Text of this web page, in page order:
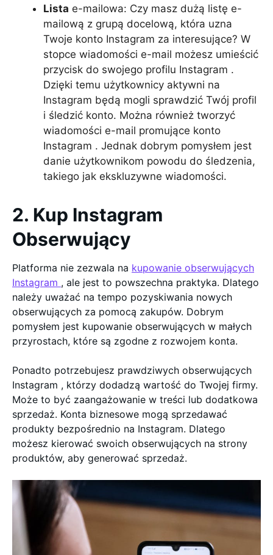
Lista e-mailowa: Czy masz dużą listę e-
mailową z grupą docelową, która uzna
Twoje konto Instagram za interesujące? W
stopce wiadomości e-mail możesz umieścić
przycisk do swojego profilu Instagram .
Dzięki temu użytkownicy aktywni na
Instagram będą mogli sprawdzić Twój profil
i śledzić konto. Można również tworzyć
wiadomości e-mail promujące konto
Instagram . Jednak dobrym pomysłem jest
danie użytkownikom powodu do śledzenia,
takiego jak ekskluzywne wiadomości.
2. Kup Instagram
Obserwujący
Platforma nie zezwala na kupowanie obserwujących
Instagram , ale jest to powszechna praktyka. Dlatego
należy uważać na tempo pozyskiwania nowych
obserwujących za pomocą zakupów. Dobrym
pomysłem jest kupowanie obserwujących w małych
przyrostach, które są zgodne z rozwojem konta.
Ponadto potrzebujesz prawdziwych obserwujących
Instagram , którzy dodadzą wartość do Twojej firmy.
Może to być zaangażowanie w treści lub dodatkowa
sprzedaż. Konta biznesowe mogą sprzedawać
produkty bezpośrednio na Instagram. Dlatego
możesz kierować swoich obserwujących na strony
produktów, aby generować sprzedaż.